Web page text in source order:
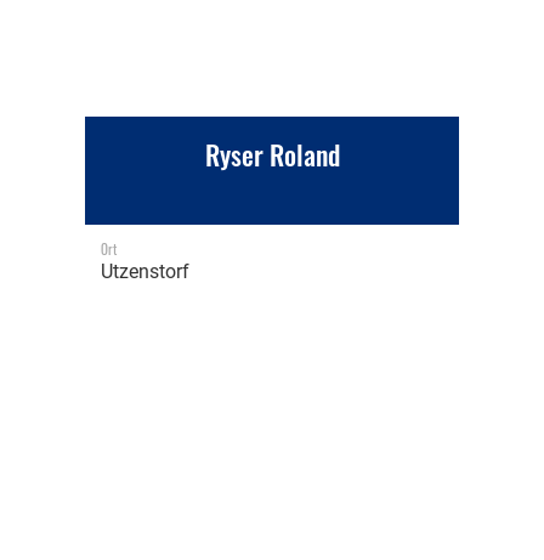
Ryser Roland
Ort
Utzenstorf